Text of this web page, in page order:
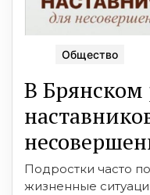
Общество
В
Подростки часто
жизненные